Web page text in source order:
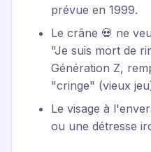
prévue en 1999.
Le crâne 💀 ne
"Je suis mort de
Génération Z,
"cringe" (vieux
Le visage à
ou une détresse